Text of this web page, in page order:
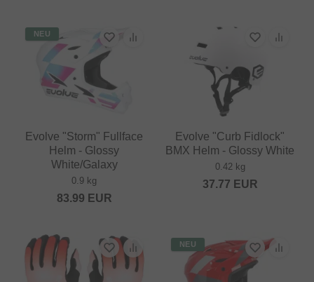
NEU
Evolve "Storm" Fullface
Helm - Glossy
White/Galaxy
0.9 kg
83.99 EUR
Evolve "Curb Fidlock"
BMX Helm - Glossy White
0.42 kg
37.77 EUR
NEU